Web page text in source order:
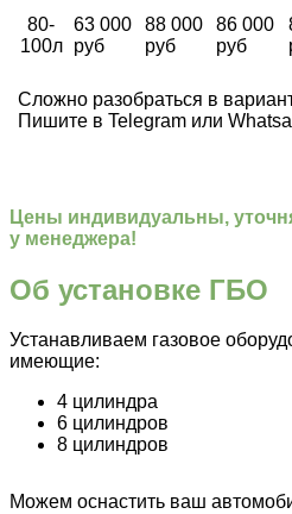
80-
100л
63 000
руб
88 000
руб
86 000
руб
Сложно разобраться в
Пишите в Telegram или
Цены индивидуальны,
у менеджера!
Об установке ГБО
Устанавливаем газовое
имеющие:
4 цилиндра
6 цилиндров
8 цилиндров
Можем оснастить ваш